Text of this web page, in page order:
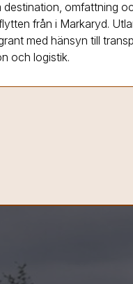
destination, omfattning
från i Markaryd.
med hänsyn till
och logistik.